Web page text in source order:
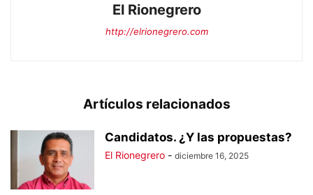
El Rionegrero
http://elrionegrero.com
Artículos relacionados
Candidatos. ¿Y las propuestas?
El Rionegrero - diciembre 16, 2025